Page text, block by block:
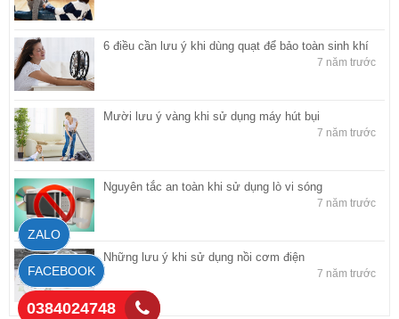
6 điều cần lưu ý khi dùng quạt để bảo toàn sinh khí
7 năm trước
Mười lưu ý vàng khi sử dụng máy hút bụi
7 năm trước
Nguyên tắc an toàn khi sử dụng lò vi sóng
7 năm trước
Những lưu ý khi sử dụng nồi cơm điện
7 năm trước
ZALO
FACEBOOK
0384024748